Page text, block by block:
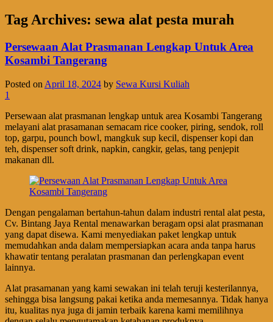
Tag Archives: sewa alat pesta murah
Persewaan Alat Prasmanan Lengkap Untuk Area
Kosambi Tangerang
Posted on April 18, 2024 by Sewa Kursi Kuliah
1
Persewaan alat prasmanan lengkap untuk area Kosambi Tangerang
melayani alat prasamanan semacam rice cooker, piring, sendok, roll
top, garpu, pounch bowl, mangkuk sup kecil, dispenser kopi dan
teh, dispenser soft drink, napkin, cangkir, gelas, tang penjepit
makanan dll.
Dengan pengalaman bertahun-tahun dalam industri rental alat pesta,
Cv. Bintang Jaya Rental menawarkan beragam opsi alat prasmanan
yang dapat disewa. Kami menyediakan paket lengkap untuk
memudahkan anda dalam mempersiapkan acara anda tanpa harus
khawatir tentang peralatan prasmanan dan perlengkapan event
lainnya.
Alat prasamanan yang kami sewakan ini telah teruji kesterilannya,
sehingga bisa langsung pakai ketika anda memesannya. Tidak hanya
itu, kualitas nya juga di jamin terbaik karena kami memilihnya